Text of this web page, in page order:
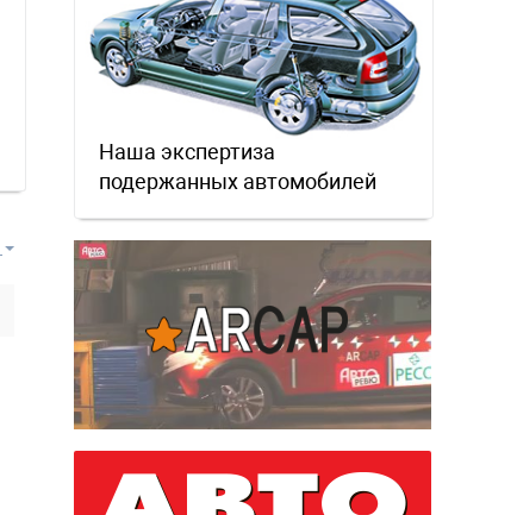
Наша экспертиза
подержанных автомобилей